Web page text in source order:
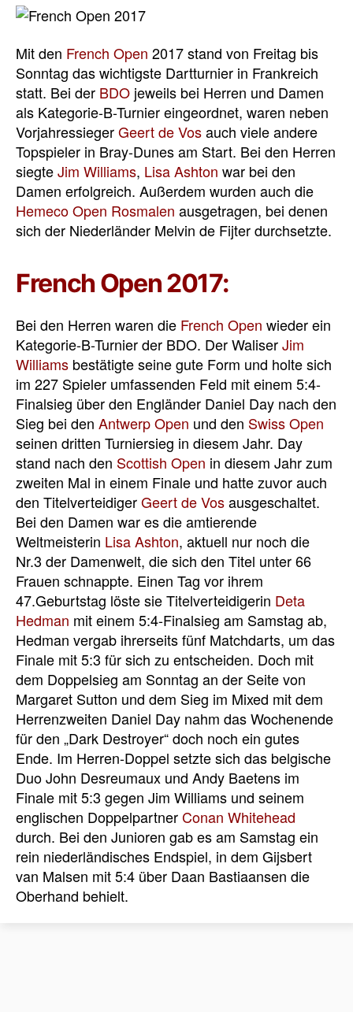
Mit den French Open 2017 stand von Freitag bis
Sonntag das wichtigste Dartturnier in Frankreich
statt. Bei der BDO jeweils bei Herren und Damen
als Kategorie-B-Turnier eingeordnet, waren neben
VorjahressiegerGeert de Vosauch viele andere
Topspieler in Bray-Dunes am Start. Bei den Herren
siegteJim Williams, Lisa Ashton war bei den
Damen erfolgreich. Außerdem wurden auch die
Hemeco Open Rosmalen ausgetragen, bei denen
sich der Niederländer Melvin de Fijter durchsetzte.
French Open 2017:
Bei den Herren waren die French Open wieder ein
Kategorie-B-Turnier der BDO. Der WaliserJim
Williams bestätigte seine gute Form und holte sich
im 227 Spieler umfassenden Feld mit einem 5:4-
Finalsieg über den Engländer Daniel Day nach den
Sieg bei den Antwerp Open und den Swiss Open
seinen dritten Turniersieg in diesem Jahr. Day
stand nach den Scottish Open in diesem Jahr zum
zweiten Mal in einem Finale und hatte zuvor auch
den TitelverteidigerGeert de Vosausgeschaltet.
Bei den Damen war es die amtierende
Weltmeisterin Lisa Ashton, aktuell nur noch die
Nr.3 der Damenwelt, die sich den Titel unter 66
Frauen schnappte. Einen Tag vor ihrem
47.Geburtstag löste sie Titelverteidigerin Deta
Hedman mit einem 5:4-Finalsieg am Samstag ab,
Hedman vergab ihrerseits fünf Matchdarts, um das
Finale mit 5:3 für sich zu entscheiden. Doch mit
dem Doppelsieg am Sonntag an der Seite von
Margaret Sutton und dem Sieg im Mixed mit dem
Herrenzweiten Daniel Day nahm das Wochenende
für den „Dark Destroyer“ doch noch ein gutes
Ende. Im Herren-Doppel setzte sich das belgische
Duo John Desreumaux und Andy Baetens im
Finale mit 5:3 gegen Jim Williams und seinem
englischen DoppelpartnerConan Whitehead
durch. Bei den Junioren gab es am Samstag ein
rein niederländisches Endspiel, in dem Gijsbert
van Malsen mit 5:4 über Daan Bastiaansen die
Oberhand behielt.